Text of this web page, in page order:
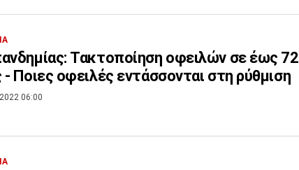
Τακτοποίηση οφειλών σε έως 72
- Ποιες οφειλές εντάσσονται στη ρύθμιση
06:00